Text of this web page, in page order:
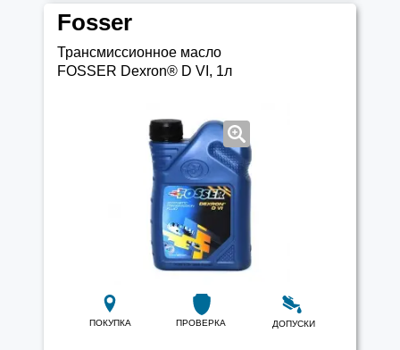
Fosser
Трансмиссионное масло
FOSSER Dexron® D VI, 1л
ПОКУПКА ПРОВЕРКА ДОПУСКИ